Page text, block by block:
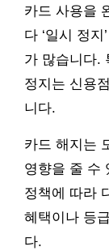
카드 사용을
다 ‘일시 정
가 많습니다.
정지는 신용
니다.
카드 해지는
영향을 줄 수
정책에 따라
혜택이나 등
다.